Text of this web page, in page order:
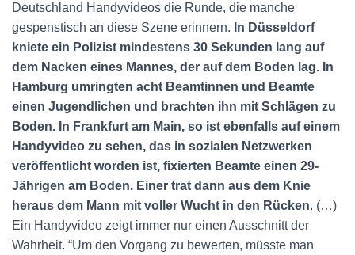
Deutschland Handyvideos die Runde, die manche
gespenstisch an diese Szene erinnern. In Düsseldorf
kniete ein Polizist mindestens 30 Sekunden lang auf
dem Nacken eines Mannes, der auf dem Boden lag. In
Hamburg umringten acht Beamtinnen und Beamte
einen Jugendlichen und brachten ihn mit Schlägen zu
Boden. In Frankfurt am Main, so ist ebenfalls auf einem
Handyvideo zu sehen, das in sozialen Netzwerken
veröffentlicht worden ist, fixierten Beamte einen 29-
Jährigen am Boden. Einer trat dann aus dem Knie
heraus dem Mann mit voller Wucht in den Rücken. (…)
Ein Handyvideo zeigt immer nur einen Ausschnitt der
Wahrheit. “Um den Vorgang zu bewerten, müsste man